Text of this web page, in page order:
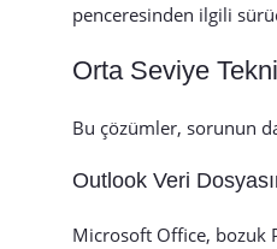
penceresinden ilgili
Orta Seviye
Bu çözümler, sorunun
Outlook Veri
Microsoft Office, bozuk